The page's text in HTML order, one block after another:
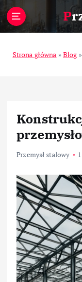
Strona główna »Blog
Przemysł stalowy